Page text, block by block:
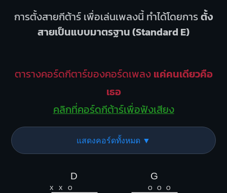
การตั้งสายกีต้าร์ เพื่อเล่นเพลงนี้ ทำได้โดยการตั้ง
สายเป็นแบบมาตรฐาน (Standard E)
ตารางคอร์ดกีตาร์ของคอร์ดเพลง แค่คนเดียวคือ
เธอ
คลิกที่คอร์ดกีต้าร์เพื่อฟังเสียง
แสดงคอร์ดทั้งหมด ▼
D
X X O
G
O O O